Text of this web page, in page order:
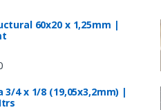
60x20 x 1,25mm |
3/4 x 1/8 (19,05x3,2mm) |